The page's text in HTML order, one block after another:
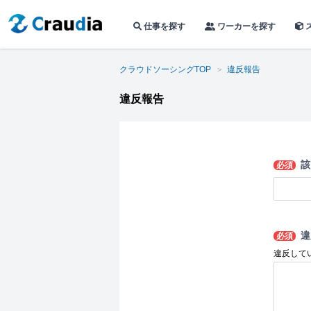
仕事を探す ワーカーを探す
クラウドソーシングTOP 違反報告
違反報告
必須
必須
違反して